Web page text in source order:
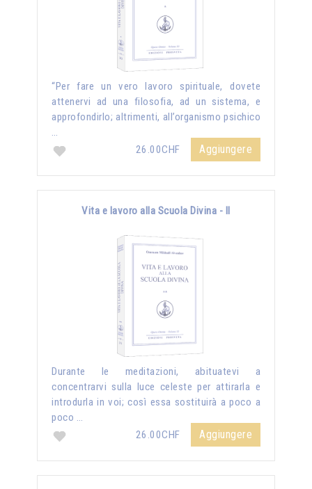
“Per fare un vero lavoro spirituale, dovete
attenervi ad una filosofia, ad un sistema, e
approfondirlo; altrimenti, all’organismo psichico
…
26.00CHF
Aggiungere
Vita e lavoro alla Scuola Divina - II
Durante le meditazioni, abituatevi a
concentrarvi sulla luce celeste per attirarla e
introdurla in voi; così essa sostituirà a poco a
poco …
26.00CHF
Aggiungere